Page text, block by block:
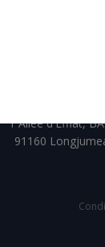
1 Allée d'Effiat,
91160